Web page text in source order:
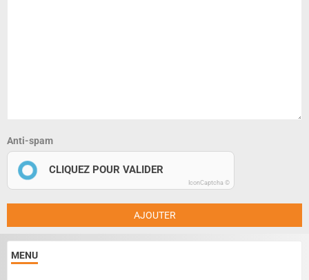
Anti-spam
CLIQUEZ POUR VALIDER
IconCaptcha ©
AJOUTER
MENU